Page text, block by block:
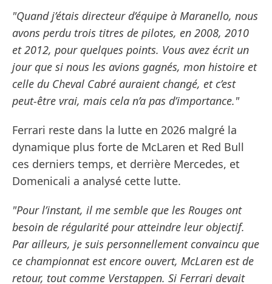
"Quand j’étais directeur d’équipe à Maranello, nous
avons perdu trois titres de pilotes, en 2008, 2010
et 2012, pour quelques points. Vous avez écrit un
jour que si nous les avions gagnés, mon histoire et
celle du Cheval Cabré auraient changé, et c’est
peut-être vrai, mais cela n’a pas d’importance."
Ferrari reste dans la lutte en 2026 malgré la
dynamique plus forte de McLaren et Red Bull
ces derniers temps, et derrière Mercedes, et
Domenicali a analysé cette lutte.
"Pour l’instant, il me semble que les Rouges ont
besoin de régularité pour atteindre leur objectif.
Par ailleurs, je suis personnellement convaincu que
ce championnat est encore ouvert, McLaren est de
retour, tout comme Verstappen. Si Ferrari devait